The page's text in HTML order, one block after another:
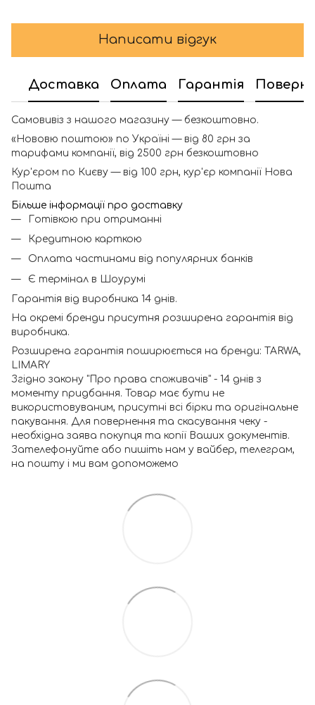
Написати відгук
Доставка Оплата Гарантія
Самовивіз з нашого магазину — безкоштовно.
«Нововю поштою» по Україні — від 80 грн за
тарифами компанії, від 2500 грн безкоштовно
Кур'єром по Києву — від 100 грн, кур'єр компанії Нова
Пошта
Більше інформації про доставку
Готівкою при отриманні
Кредитною карткою
Оплата частинами від популярних банків
Є термінал в Шоурумі
Гарантія від виробника 14 днів.
На окремі бренди присутня розширена гарантія від
виробника.
Розширена гарантія поширюється на бренди: TARWA,
LIMARY
Згідно закону "Про права споживачів" - 14 днів з
моменту придбання. Товар має бути не
використовуваним, присутні всі бірки та оригінальне
пакування. Для повернення та скасування чеку -
необхідна заява покупця та копії Ваших документів.
Зателефонуйте або пишіть нам у вайбер, телеграм,
на пошту і ми вам допоможемо